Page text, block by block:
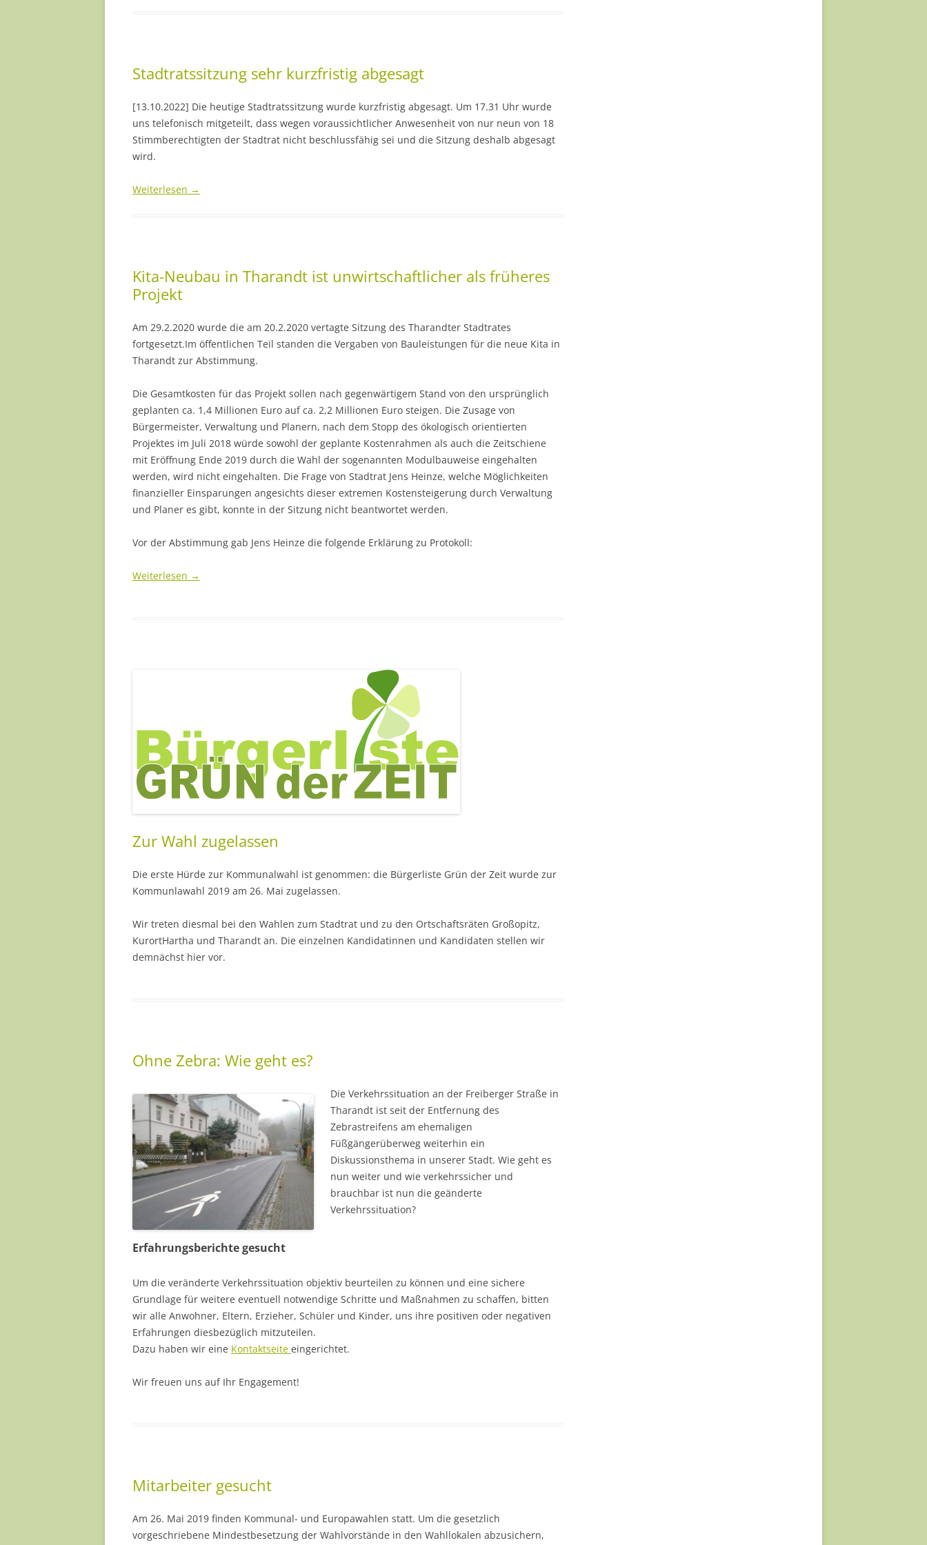
Stadtratssitzung sehr kurzfristig abgesagt
[13.10.2022] Die heutige Stadtratssitzung wurde kurzfristig abgesagt. Um 17.31 Uhr wurde
uns telefonisch mitgeteilt, dass wegen voraussichtlicher Anwesenheit von nur neun von 18
Stimmberechtigten der Stadtrat nicht beschlussfähig sei und die Sitzung deshalb abgesagt
wird.
Weiterlesen →
Kita-Neubau in Tharandt ist unwirtschaftlicher als früheres
Projekt
Am 29.2.2020 wurde die am 20.2.2020 vertagte Sitzung des Tharandter Stadtrates
fortgesetzt.Im öffentlichen Teil standen die Vergaben von Bauleistungen für die neue Kita in
Tharandt zur Abstimmung.
Die Gesamtkosten für das Projekt sollen nach gegenwärtigem Stand von den ursprünglich
geplanten ca. 1,4 Millionen Euro auf ca. 2,2 Millionen Euro steigen. Die Zusage von
Bürgermeister, Verwaltung und Planern, nach dem Stopp des ökologisch orientierten
Projektes im Juli 2018 würde sowohl der geplante Kostenrahmen als auch die Zeitschiene
mit Eröffnung Ende 2019 durch die Wahl der sogenannten Modulbauweise eingehalten
werden, wird nicht eingehalten. Die Frage von Stadtrat Jens Heinze, welche Möglichkeiten
finanzieller Einsparungen angesichts dieser extremen Kostensteigerung durch Verwaltung
und Planer es gibt, konnte in der Sitzung nicht beantwortet werden.
Vor der Abstimmung gab Jens Heinze die folgende Erklärung zu Protokoll:
Weiterlesen →
Zur Wahl zugelassen
Die erste Hürde zur Kommunalwahl ist genommen: die Bürgerliste Grün der Zeit wurde zur
Kommunlawahl 2019 am 26. Mai zugelassen.
Wir treten diesmal bei den Wahlen zum Stadtrat und zu den Ortschaftsräten Großopitz,
KurortHartha und Tharandt an. Die einzelnen Kandidatinnen und Kandidaten stellen wir
demnächst hier vor.
Ohne Zebra: Wie geht es?
Die Verkehrssituation an der Freiberger Straße in
Tharandt ist seit der Entfernung des
Zebrastreifens am ehemaligen
Füßgängerüberweg weiterhin ein
Diskussionsthema in unserer Stadt. Wie geht es
nun weiter und wie verkehrssicher und
brauchbar ist nun die geänderte
Verkehrssituation?
Erfahrungsberichte gesucht
Um die veränderte Verkehrssituation objektiv beurteilen zu können und eine sichere
Grundlage für weitere eventuell notwendige Schritte und Maßnahmen zu schaffen, bitten
wir alle Anwohner, Eltern, Erzieher, Schüler und Kinder, uns ihre positiven oder negativen
Erfahrungen diesbezüglich mitzuteilen.
Dazu haben wir eine Kontaktseite eingerichtet.
Wir freuen uns auf Ihr Engagement!
Mitarbeiter gesucht
Am 26. Mai 2019 finden Kommunal- und Europawahlen statt. Um die gesetzlich
vorgeschriebene Mindestbesetzung der Wahlvorstände in den Wahllokalen abzusichern,